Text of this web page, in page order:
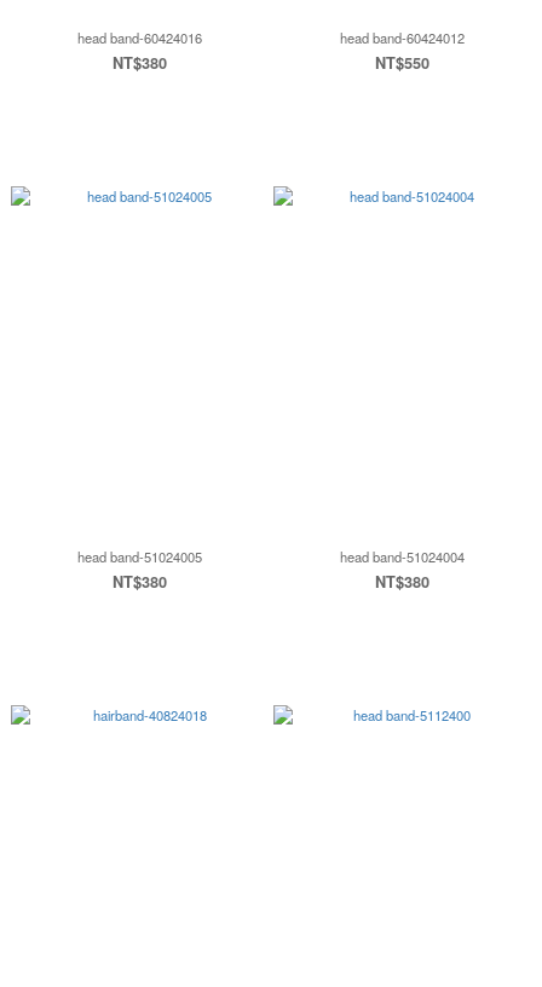
head band-60424016
NT$380
head band-60424012
NT$550
head band-51024005
NT$380
head band-51024004
NT$380